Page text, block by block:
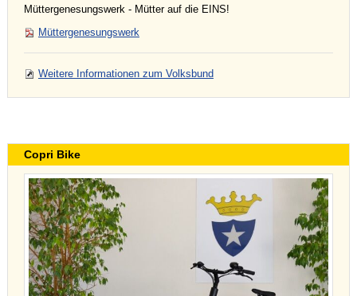
Müttergenesungswerk - Mütter auf die EINS!
Müttergenesungswerk
Weitere Informationen zum Volksbund
Copri Bike